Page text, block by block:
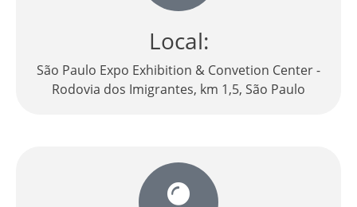
Local:
São Paulo Expo Exhibition & Convetion Center -
Rodovia dos Imigrantes, km 1,5, São Paulo